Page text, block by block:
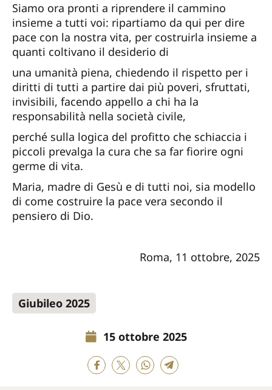
Siamo ora pronti a riprendere il cammino
insieme a tutti voi: ripartiamo da qui per dire
pace con la nostra vita, per costruirla insieme a
quanti coltivano il desiderio di
una umanità piena, chiedendo il rispetto per i
diritti di tutti a partire dai più poveri, sfruttati,
invisibili, facendo appello a chi ha la
responsabilità nella società civile,
perché sulla logica del profitto che schiaccia i
piccoli prevalga la cura che sa far fiorire ogni
germe di vita.
Maria, madre di Gesù e di tutti noi, sia modello
di come costruire la pace vera secondo il
pensiero di Dio.
Roma, 11 ottobre, 2025
Giubileo 2025
15 ottobre 2025